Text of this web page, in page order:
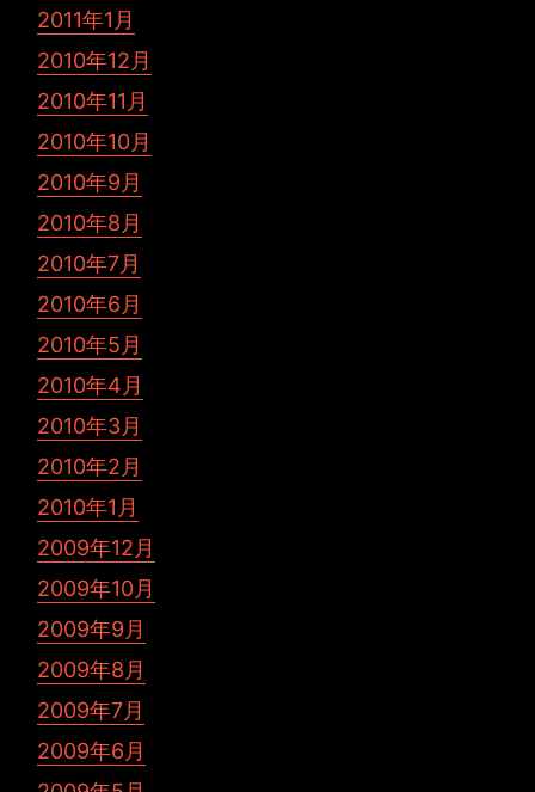
2011年1月
2010年12月
2010年11月
2010年10月
2010年9月
2010年8月
2010年7月
2010年6月
2010年5月
2010年4月
2010年3月
2010年2月
2010年1月
2009年12月
2009年10月
2009年9月
2009年8月
2009年7月
2009年6月